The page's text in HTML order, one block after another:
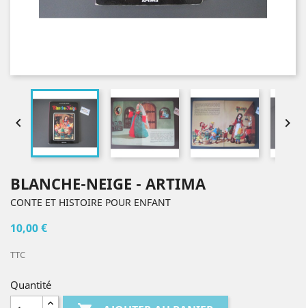
 
BLANCHE-NEIGE - ARTIMA
CONTE ET HISTOIRE POUR ENFANT
10,00 €
TTC
Quantité